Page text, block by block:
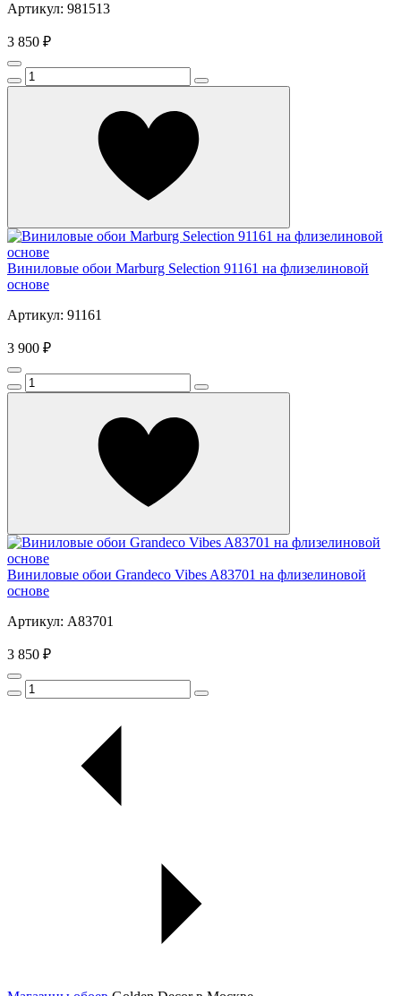
Артикул: 981513
3 850 ₽
Виниловые обои Marburg Selection 91161 на флизелиновой
основе
Артикул: 91161
3 900 ₽
Виниловые обои Grandeco Vibes A83701 на флизелиновой
основе
Артикул: A83701
3 850 ₽